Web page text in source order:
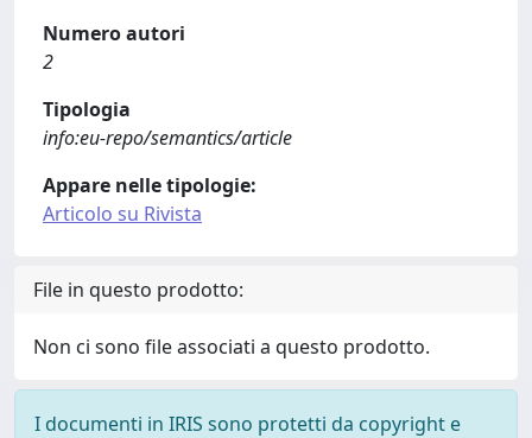
Numero autori
2
Tipologia
info:eu-repo/semantics/article
Appare nelle tipologie:
Articolo su Rivista
File in questo prodotto:
Non ci sono file associati a questo prodotto.
I documenti in IRIS sono protetti da copyright e